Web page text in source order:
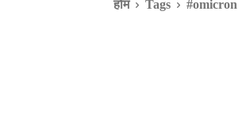
होम Tags #omicron